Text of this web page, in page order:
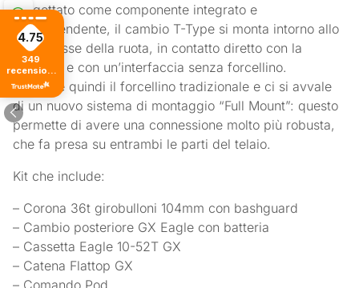
Progettato come componente integrato e
interdipendente, il cambio T-Type si monta intorno allo
stesso asse della ruota, in contatto diretto con la
cassetta e con un’interfaccia senza forcellino.
Sparisce quindi il forcellino tradizionale e ci si avvale
di un nuovo sistema di montaggio “Full Mount”: questo
permette di avere una connessione molto più robusta,
che fa presa su entrambi le parti del telaio.
Kit che include:
– Corona 36t girobulloni 104mm con bashguard
– Cambio posteriore GX Eagle con batteria
– Cassetta Eagle 10-52T GX
– Catena Flattop GX
– Comando Pod
4.75
349
recensioni
di tutti i
tempi